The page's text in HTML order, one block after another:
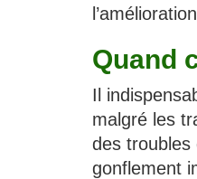
Quand
Il
malgré les
des troubles
gonflement